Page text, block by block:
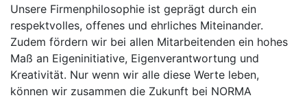
Unsere Firmenphilosophie ist geprägt durch ein
respektvolles, offenes und ehrliches Miteinander.
Zudem fördern wir bei allen Mitarbeitenden ein hohes
Maß an Eigeninitiative, Eigenverantwortung und
Kreativität. Nur wenn wir alle diese Werte leben,
können wir zusammen die Zukunft bei NORMA